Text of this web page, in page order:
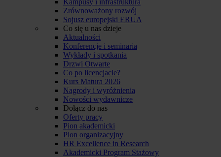
Zrównoważony rozwój
Sojusz europejski ERUA
Co się u nas dzieje
Aktualności
Konferencje i seminaria
Wykłady i spotkania
Drzwi Otwarte
Co po licencjacie?
Kurs Matura 2026
Nagrody i wyróżnienia
Nowości wydawnicze
Dołącz do nas
Oferty pracy
Pion akademicki
Pion organizacyjny
HR Excellence in Research
Akademicki Program Stażowy